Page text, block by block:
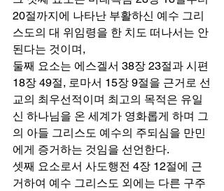
20절까지에 나타난 부활하신 예수 그리
스도의 대 위임령을 한 치도 떠나서는 안
된다는 것이며,
둘째 요소는 에스겔서 38장 23절과 시편
18장 49절, 로마서 15장 9절을 근거로 선
교의 최우선적이며 최고의 목적은 유일
신 하나님을 온 세계가 영화롭게 하며 그
의 아들 그리스도 예수의 주되심을 만민
에게 증거하는 것임을 선언한다.
셋째 요소로서 사도행전 4장 12절에 근
거하여 예수 그리스도 외에는 다른 구주